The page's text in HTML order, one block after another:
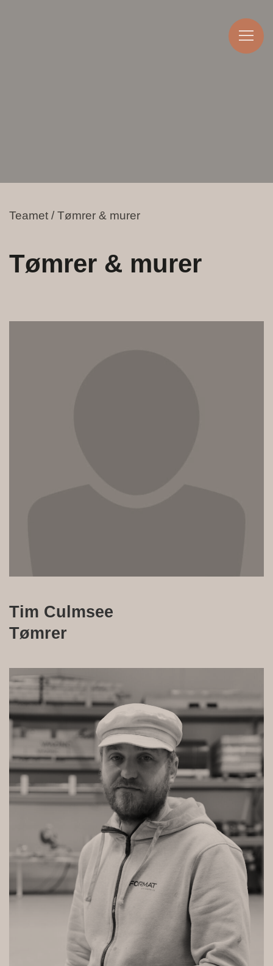
Teamet / Tømrer & murer
Tømrer & murer
Tim Culmsee
Tømrer